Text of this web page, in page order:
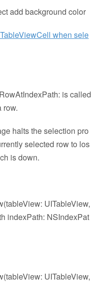
add background color
when sele
is called
row.
halts the selection pro
selected row to los
is down.
UITableView,
indexPath: NSIndexPat
UITableView,